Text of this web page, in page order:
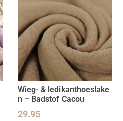
Wieg- & ledikanthoeslake
n – Badstof Cacou
29.95